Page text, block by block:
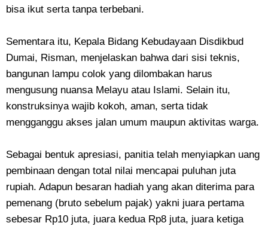
bisa ikut serta tanpa terbebani.
Sementara itu, Kepala Bidang Kebudayaan Disdikbud
Dumai, Risman, menjelaskan bahwa dari sisi teknis,
bangunan lampu colok yang dilombakan harus
mengusung nuansa Melayu atau Islami. Selain itu,
konstruksinya wajib kokoh, aman, serta tidak
mengganggu akses jalan umum maupun aktivitas warga.
Sebagai bentuk apresiasi, panitia telah menyiapkan uang
pembinaan dengan total nilai mencapai puluhan juta
rupiah. Adapun besaran hadiah yang akan diterima para
pemenang (bruto sebelum pajak) yakni juara pertama
sebesar Rp10 juta, juara kedua Rp8 juta, juara ketiga